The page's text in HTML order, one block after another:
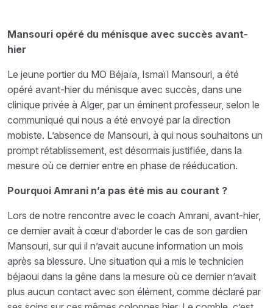
Mansouri opéré du ménisque avec succès avant-
hier
Le jeune portier du MO Béjaïa, Ismaïl Mansouri, a été
opéré avant-hier du ménisque avec succès, dans une
clinique privée à Alger, par un éminent professeur, selon le
communiqué qui nous a été envoyé par la direction
mobiste. L’absence de Mansouri, à qui nous souhaitons un
prompt rétablissement, est désormais justifiée, dans la
mesure où ce dernier entre en phase de rééducation.
Pourquoi Amrani n’a pas été mis au courant ?
Lors de notre rencontre avec le coach Amrani, avant-hier,
ce dernier avait à cœur d’aborder le cas de son gardien
Mansouri, sur qui il n’avait aucune information un mois
après sa blessure. Une situation qui a mis le technicien
béjaoui dans la gêne dans la mesure où ce dernier n’avait
plus aucun contact avec son élément, comme déclaré par